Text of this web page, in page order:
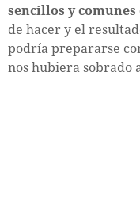
sencillos y comunes
de hacer y el
podría prepararse
nos hubiera sobrado